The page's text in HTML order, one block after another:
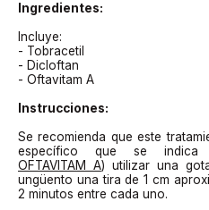
Ingredientes:
Incluye:
- Tobracetil
- Dicloftan
- Oftavitam A
Instrucciones:
Se recomienda que este
específico que se
OFTAVITAM A) utilizar una
ungüento una tira de 1 cm
2 minutos entre cada uno.